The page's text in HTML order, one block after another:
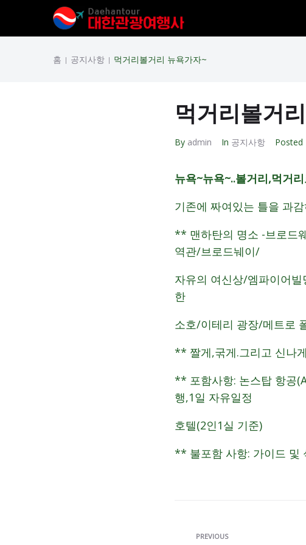
홈 | 공지사항 | 먹거리볼거리 뉴욕가자~
먹거리볼거
By admin In 공지사항 Posted
뉴욕~뉴욕~..볼거리,먹거
기존에 짜여있는 틀을 과
** 맨하탄의 명소 -브로드
역관/브로드눼이/
자유의 여신상/엠파이어
한
소호/이테리 광장/메트로
** 짤게,굮게.그리고 신나
** 포함사항: 논스탑 항공
행,1일 자유일정
호텔(2인1실 기준)
** 불포함 사항: 가이드 및
PREVIOUS